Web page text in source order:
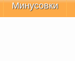
Минусовки